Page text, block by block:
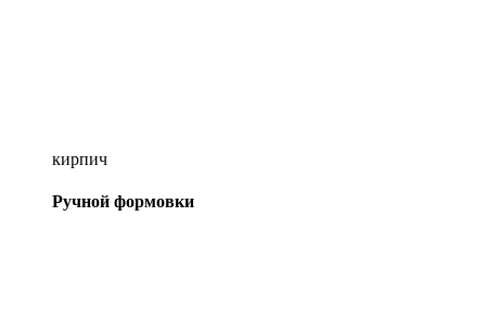
кирпич
Ручной формовки